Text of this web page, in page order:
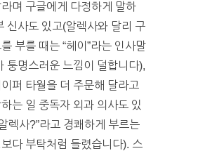
며 구글에게 다정하게 말하
신사도 있고(알렉사와 달리 구
부를 때는 “헤이”라는 인사말
퉁명스러운 느낌이 덜합니다),
퍼 타월을 더 주문해 달라고
는 일 중독자 외과 의사도 있
렉사?”라고 경쾌하게 부르는
다 부탁처럼 들렸습니다). 스